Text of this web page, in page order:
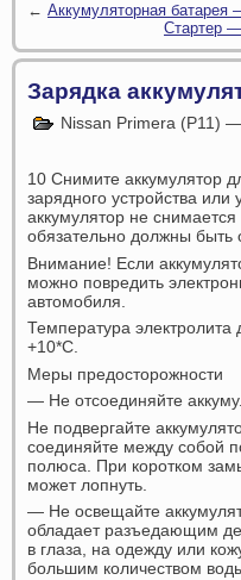
← Аккумуляторная батарея
Стартер —
Зарядка
Nissan Primera (P11)
10 Снимите аккумулятор
зарядного устройства или
аккумулятор не
обязательно должны быть
Внимание! Если
можно повредить
автомобиля.
Температура
+10*С.
Меры предосторожности
— Не отсоединяйте
Не подвергайте
соединяйте между собой
полюса. При коротком
может лопнуть.
— Не освещайте
обладает разъедающим
в глаза, на одежду или
большим количеством